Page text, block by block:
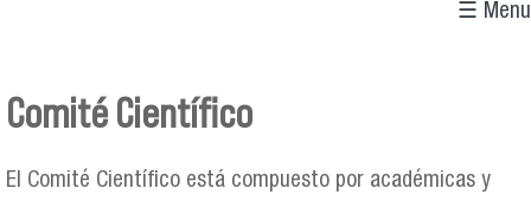
☰ Menu
Comité Científico
El Comité Científico está compuesto por académicas y